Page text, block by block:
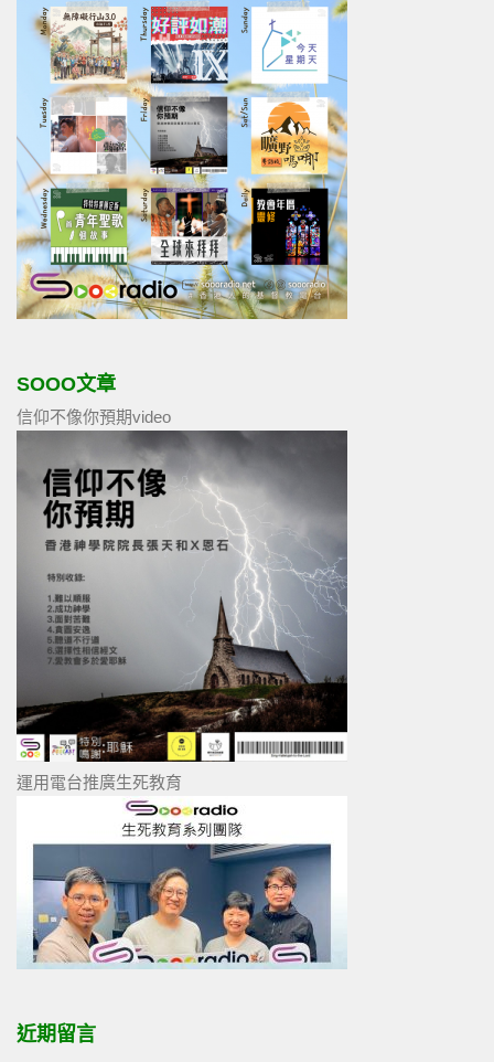
SOOO文章
信仰不像你預期video
運用電台推廣生死教育
近期留言